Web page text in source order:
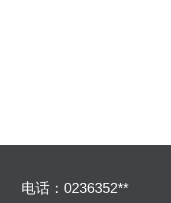
电话：0236352**